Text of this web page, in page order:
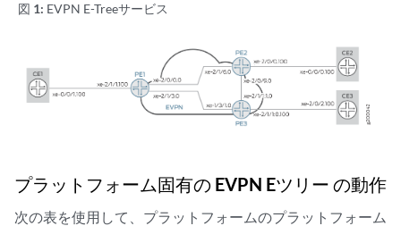
図 1: EVPN E-Treeサービス
プラットフォーム固有の EVPN Eツリー の動作
次の表を使用して、プラットフォームのプラットフォーム